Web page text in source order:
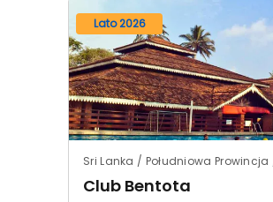
Lato 2026
Sri Lanka / Południowa
Club Bentota